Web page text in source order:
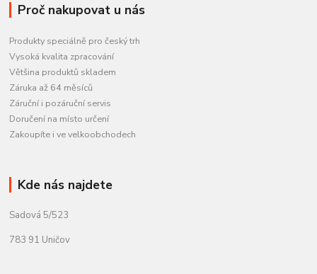
Proč nakupovat u nás
Produkty speciálně pro český trh
Vysoká kvalita zpracování
Většina produktů skladem
Záruka až 64 měsíců
Záruční i pozáruční servis
Doručení na místo určení
Zakoupíte i ve velkoobchodech
Kde nás najdete
Sadová 5/523
783 91 Uničov